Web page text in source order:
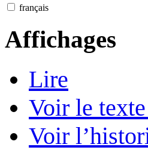
français
Affichages
Lire
Voir le
Voir